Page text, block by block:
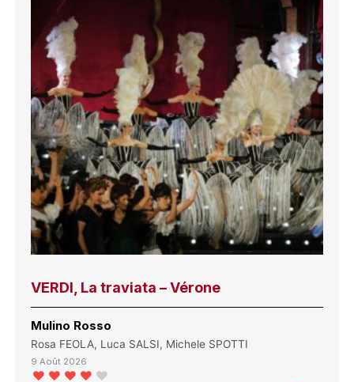
VERDI, La traviata – Vérone
Mulino Rosso
Rosa FEOLA, Luca SALSI, Michele SPOTTI
9 Août 2026